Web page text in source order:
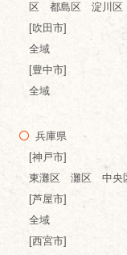
区 都島区 淀川区
[吹田市]
全域
[豊中市]
全域
兵庫県
[神戸市]
東灘区 灘区 中
[芦屋市]
全域
[西宮市]